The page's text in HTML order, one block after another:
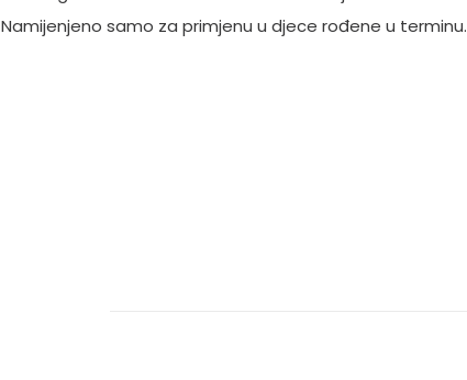
Namijenjeno samo za primjenu u djece rođene u terminu.